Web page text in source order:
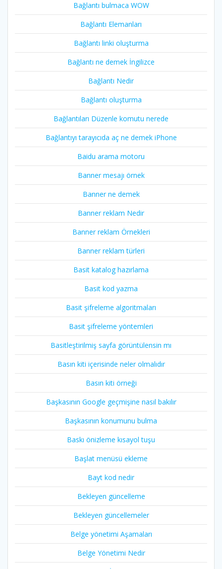
Bağlantı bulmaca WOW
Bağlantı Elemanları
Bağlantı linki oluşturma
Bağlantı ne demek İngilizce
Bağlantı Nedir
Bağlantı oluşturma
Bağlantıları Düzenle komutu nerede
Bağlantıyı tarayıcıda aç ne demek iPhone
Baidu arama motoru
Banner mesajı örnek
Banner ne demek
Banner reklam Nedir
Banner reklam Örnekleri
Banner reklam türleri
Basit katalog hazırlama
Basit kod yazma
Basit şifreleme algoritmaları
Basit şifreleme yöntemleri
Basitleştirilmiş sayfa görüntülensin mı
Basın kiti içerisinde neler olmalıdır
Basın kiti örneği
Başkasının Google geçmişine nasıl bakılır
Başkasının konumunu bulma
Baskı önizleme kısayol tuşu
Başlat menüsü ekleme
Bayt kod nedir
Bekleyen güncelleme
Bekleyen güncellemeler
Belge yönetimi Aşamaları
Belge Yönetimi Nedir